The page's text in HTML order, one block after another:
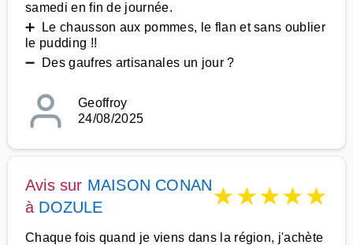
samedi en fin de journée.
➕ Le chausson aux pommes, le flan et sans oublier
le pudding !!
➖ Des gaufres artisanales un jour ?
Geoffroy
24/08/2025
Avis sur MAISON CONAN
à DOZULE ★★★★★
Chaque fois quand je viens dans la région, j'achète